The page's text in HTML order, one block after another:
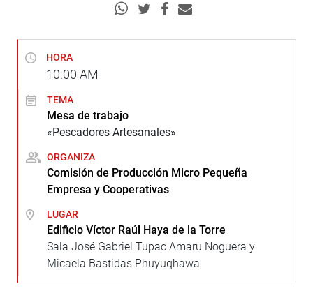
HORA
10:00 AM
TEMA
Mesa de trabajo
«Pescadores Artesanales»
ORGANIZA
Comisión de Producción Micro Pequeña
Empresa y Cooperativas
LUGAR
Edificio Víctor Raúl Haya de la Torre
Sala José Gabriel Tupac Amaru Noguera y
Micaela Bastidas Phuyuqhawa